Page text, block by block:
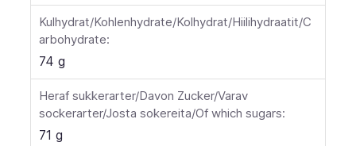
Kulhydrat/Kohlenhydrate/Kolhydrat/Hiilihydraatit/C
arbohydrate:
74 g
Heraf sukkerarter/Davon Zucker/Varav
sockerarter/Josta sokereita/Of which sugars:
71 g